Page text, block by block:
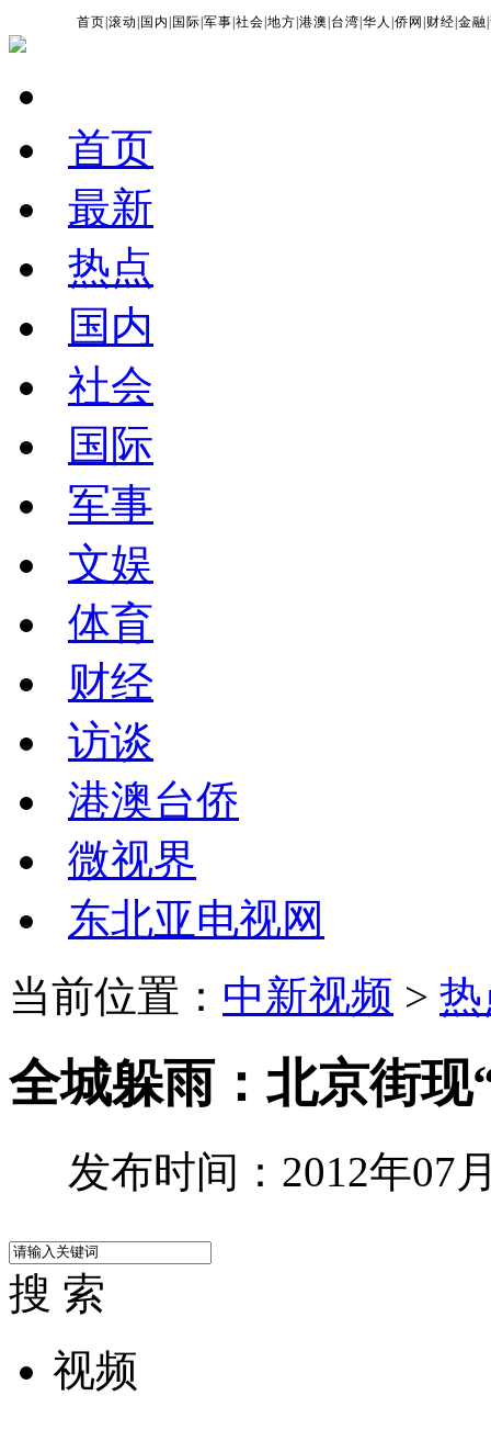
首页 |滚动 国内 国际 |军事 |社会 |地方 |港澳 台湾 |华人 |侨网 财经 |金融 |
首页
最新
热点
国内
社会
国际
军事
文娱
体育
财经
访谈
港澳台侨
微视界
东北亚电视网
当前位置： 中新视频 >
全城躲雨：北京街
发布时间：2012年07
搜 索
视频